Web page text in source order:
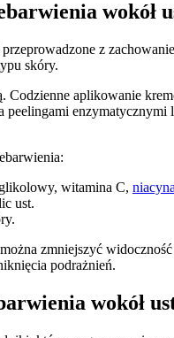
wokół
z
skóry.
Codzienne aplikowanie
peelingami
witamina C,
ust.
zmniejszyć
podrażnień.
wokół